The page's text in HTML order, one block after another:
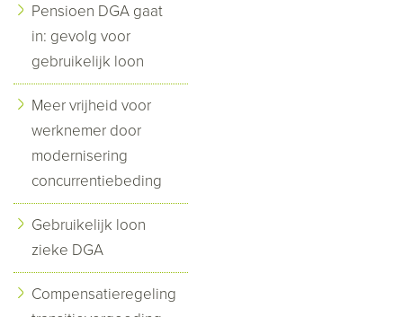
Pensioen DGA gaat
in: gevolg voor
gebruikelijk loon
Meer vrijheid voor
werknemer door
modernisering
concurrentiebeding
Gebruikelijk loon
zieke DGA
Compensatieregeling